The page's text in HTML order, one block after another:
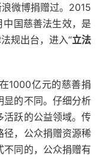
微博捐赠过。2015
国慈善法生效，是
规出台，进入“立法
1000亿元的慈善捐
显的不同。仔细分析
活跃的公益领域。传
径，公众捐赠资源稀
不同的，公众捐赠有